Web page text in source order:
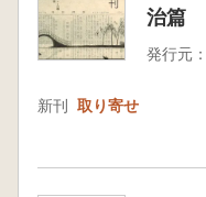
治篇
発行元：
新刊 取り寄せ